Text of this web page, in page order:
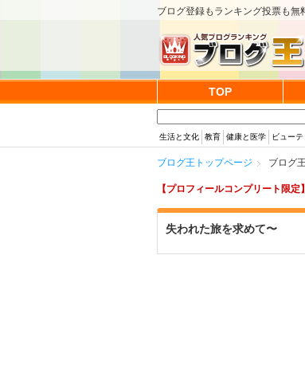
ブログ登録もランキング投票も
TOP
生活と文化 教育 健康と医学 ビュー
ブログ王トップページ ブログ
【プロフィールコンプリート限定】
失われた旅を求めて〜